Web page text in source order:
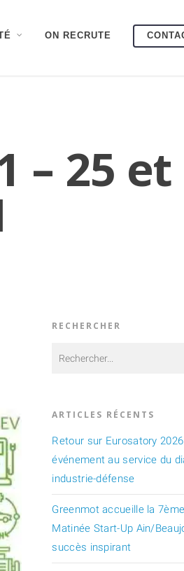
ON RECRUTE
– 25 et
RECHERCHER
ARTICLES RÉCENTS
Retour sur Eurosatory
événement au service du
industrie-défense
Greenmot accueille la
Matinée Start-Up Ain/
succès inspirant